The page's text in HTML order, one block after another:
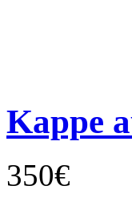
Kappe
350€